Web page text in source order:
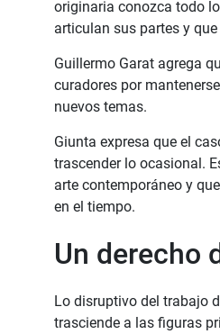
originaria conozca todo
articulan sus partes y
Guillermo Garat agrega
curadores por
nuevos temas.
Giunta expresa que el
trascender lo ocasional.
arte contemporáneo y
en el tiempo.
Un derecho
Lo disruptivo del trabajo
trasciende a las figuras